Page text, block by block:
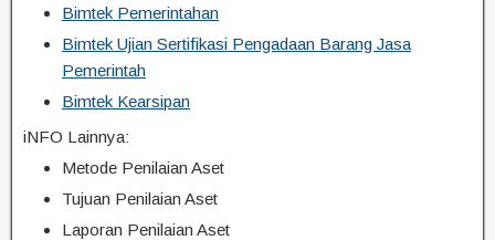
Bimtek Pemerintahan
Bimtek Ujian Sertifikasi Pengadaan Barang Jasa
Pemerintah
Bimtek Kearsipan
iNFO Lainnya:
Metode Penilaian Aset
Tujuan Penilaian Aset
Laporan Penilaian Aset